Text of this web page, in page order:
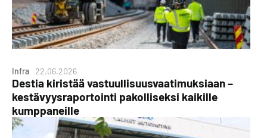
Infra 22.06.2026
Destia kiristää vastuullisuusvaatimuksiaan –
kestävyysraportointi pakolliseksi kaikille
kumppaneille